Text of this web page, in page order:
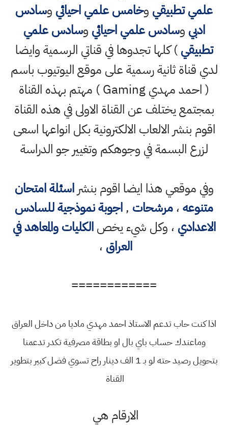
علمي تطبيقي وخامس علمي احيائي وسادس
ادبي وسادس علمي احيائي وسادس علمي
تطبيقي) كلها تجدوها في قناتي الرسمية وايضا
لدي قناة ثانية رسمية على موقع اليوتيوب باسم
( احمد مهدي Gaming ) مهتم بهذه القناة
بمجتمع يختلف عن القناة الاولى في هذه القناة
اقوم بنشر الالعاب الالكترونية بكل انواعها اسعى
لزرع البسمة في وجوهكم وتغيير جو الدراسة
وفي موقعي هذا ايضا اقوم بنشراسئلة امتحان
متنوعه،مرشحات ,اجوبة نموذجية للسادس
الاعدادي ، وكل شيء يخصالكليات والمعاهد في
العراق ،
============
اذا كنت حاب تدعم الاستاذ احمد مهدي ماديا من داخل العراق
وماعندك حساب باي بال او بطاقة مصرفية تكدر تدعمنا
بتحويل رصيد حته لو بـ 1 الف دينار راح تسوي فضل كبير بتطوير
القناة
الارقام هي